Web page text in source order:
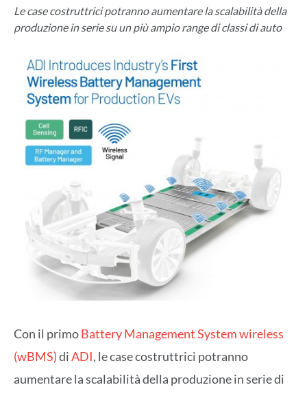
Le case costruttrici potranno aumentare la scalabilità della
produzione in serie su un più ampio range di classi di auto
Con il primoBattery Management System wireless
(wBMS)diADI, le case costruttrici potranno
aumentare la scalabilità della produzione in serie di